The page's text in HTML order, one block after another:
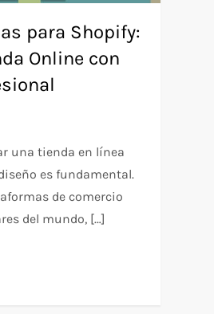
para Shopify:
Online con
una tienda en línea
es fundamental.
de comercio
del mundo, […]